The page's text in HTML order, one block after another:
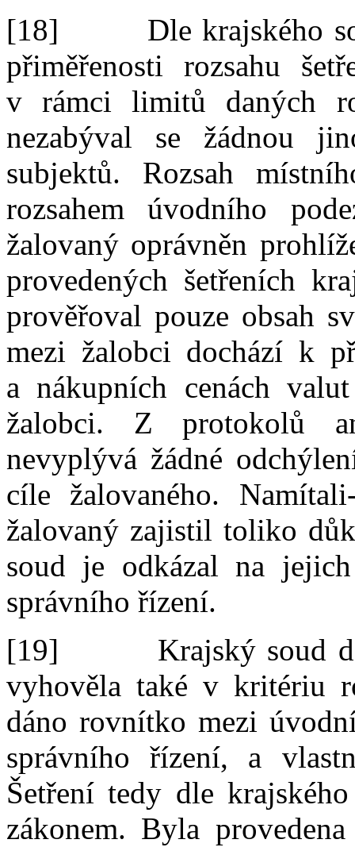
[18]
Dle krajského
přiměřenosti rozsahu
v rámci limitů daných
nezabýval se žádnou
subjektů. Rozsah
rozsahem úvodního
žalovaný oprávněn
provedených šetřeních
prověřoval pouze obsah
mezi žalobci dochází k
a nákupních cenách
žalobci. Z protokolů
nevyplývá žádné
cíle žalovaného. Namítali
žalovaný zajistil toliko
soud je odkázal na
správního řízení.
[19]
Krajský soud
vyhověla také v kritériu
dáno rovnítko mezi
správního řízení, a
Šetření tedy dle
zákonem. Byla